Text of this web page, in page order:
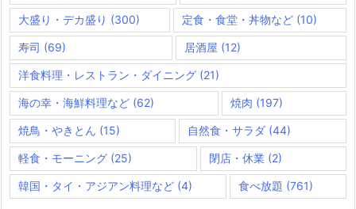
大盛り・デカ盛り (300) 定食・食堂・丼物など(10)
寿司 (69) 居酒屋 (12)
洋食料理・レストラン・ダイニング (21)
海の幸・海鮮料理など (62) 焼肉 (197)
焼鳥・やきとん (15) 自然食・サラダ (44)
軽食・モーニング (25) 閉店・休業(2)
韓国・タイ・アジアン料理など (4) 食べ放題 (761)